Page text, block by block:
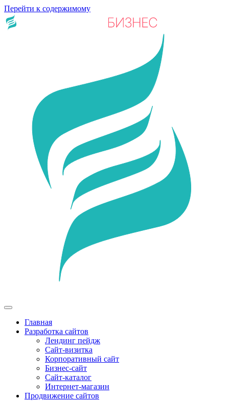
Перейти к содержимому
Главная
Разработка сайтов
Лендинг пейдж
Сайт-визитка
Корпоративный сайт
Бизнес-сайт
Сайт-каталог
Интернет-магазин
Продвижение сайтов